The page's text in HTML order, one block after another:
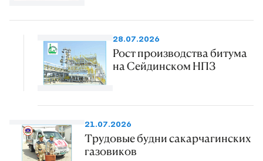
28.07.2026
Рост производства битума
на Сейдинском НПЗ
21.07.2026
Трудовые будни сакарчагинских
газовиков